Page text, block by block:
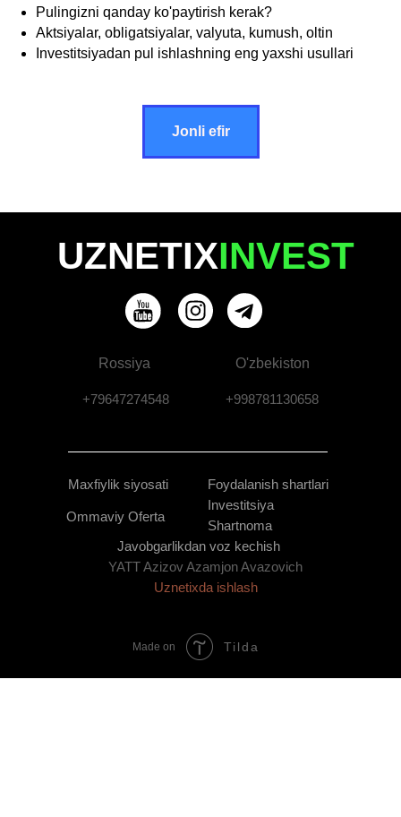
Pulingizni qanday ko'paytirish kerak?
Aktsiyalar, obligatsiyalar, valyuta, kumush, oltin
Investitsiyadan pul ishlashning eng yaxshi usullari
Jonli efir
Maxfiylik siyosati
Ommaviy Oferta
Foydalanish shartlari
Shartnoma
YATT Azizov Azamjon Avazovich
Uznetixda ishlash
Rossiya
+79647274548
O'zbekiston
+998781130658
UZNETIXINVEST
Javobgarlikdan voz kechish
Investitsiya
Made on Tilda